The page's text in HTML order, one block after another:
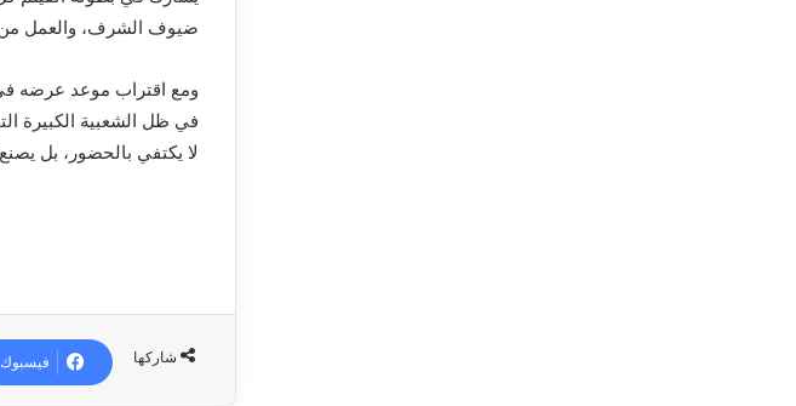
ضيوف الشرف، والعمل من
في ظل الشعبية الكبيرة
لا يكتفي بالحضور، بل
شاركها فيسبوك